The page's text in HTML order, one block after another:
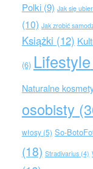
Polki(9) Jak się
(10) Jak zrobić
Książki (12)
(6) Lifestyle
Naturalne
osobisty
włosy(5) So-
(18) Stradivarius(4)